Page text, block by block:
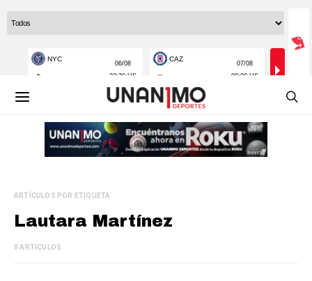
ARTÍCULOS POR ETIQUETA
Lautara Martínez
0 ARTÍCULOS